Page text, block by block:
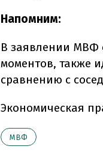
Напомним:
В заявлении МВФ
моментов, также
сравнению с
Экономическая
МВФ